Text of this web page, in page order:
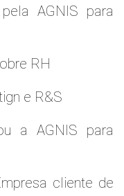
AGNIS para
RH
e R&S
a AGNIS para
cliente de